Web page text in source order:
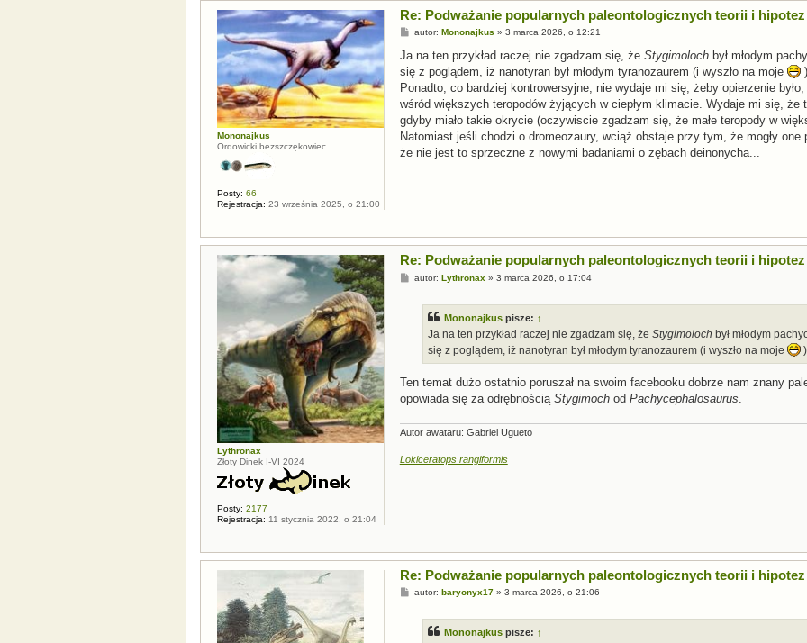
Mononajkus
Ordowicki bezszczękowiec
Posty: 66
Rejestracja: 23 września 2025, o 21:00
Re: Podważanie popularnych paleontologicznych teorii i hipotez
P
s
autor: Mononajkus » 3 marca 2026, o 12:21
Ja na ten przykład raczej nie zgadzam się, że Stygimolochbył młodym
się z poglądem, iż nanotyran był młodym tyranozaurem (i wyszło na moje
Ponadto, co bardziej kontrowersyjne, nie wydaje mi się, żeby opierzenie
wśród większych teropodów żyjących w ciepłym klimacie. Wydaje mi się, że
gdyby miało takie okrycie (oczywiscie zgadzam się, że małe teropody w
Natomiast jeśli chodzi o dromeozaury, wciąż obstaje przy tym, że mogły
że nie jest to sprzeczne z nowymi badaniami o zębach deinonycha...
Lythronax
Złoty Dinek I-VI 2024
Posty: 2177
Rejestracja: 11 stycznia 2022, o 21:04
Re: Podważanie popularnych paleontologicznych teorii i hipotez
Pautor: Lythronax » 3 marca 2026, o 17:04
Mononajkuspisze: ↑
Ja na ten przykład raczej nie zgadzam się, że Stygimoloch był młodym
się z poglądem, iż nanotyran był młodym tyranozaurem (i wyszło na moje
Ten temat dużo ostatnio poruszał na swoim facebooku dobrze nam znany
opowiada się za odrębnością Stygimochod Pachycephalosaurus.
Autor awataru: Gabriel Ugueto
Lokiceratops rangiformis
Re: Podważanie popularnych paleontologicznych teorii i hipotez
Pautor: baryonyx17» 3 marca 2026, o 21:06
Mononajkuspisze: ↑